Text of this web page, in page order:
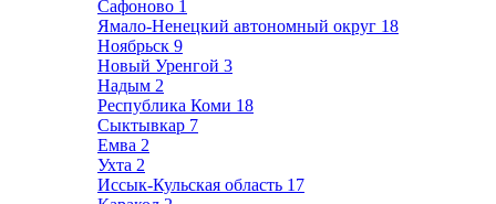
Сафоново 1
Ямало-Ненецкий автономный округ 18
Ноябрьск 9
Новый Уренгой 3
Надым 2
Республика Коми 18
Сыктывкар 7
Емва 2
Ухта 2
Иссык-Кульская область 17